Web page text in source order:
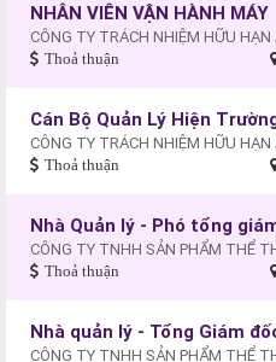
NHÂN VIÊN VẬN HÀNH MÁY
Thoả thuận
Cán Bộ Quản Lý Hiện
Thoả thuận
Nhà Quản lý - Phó tổng
CÔNG TY TNHH SẢN PHẨM THỂ
Thoả thuận
Nhà quản lý - Tổng Giám
CÔNG TY TNHH SẢN PHẨM THỂ